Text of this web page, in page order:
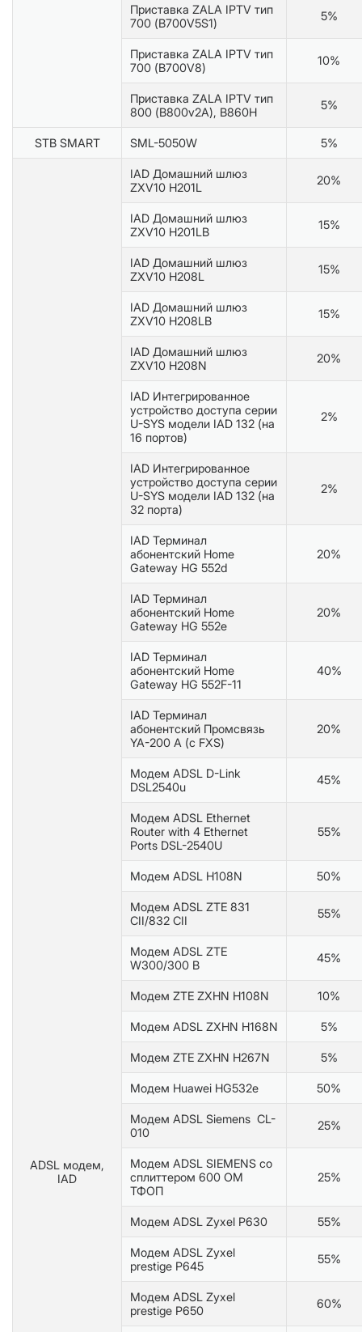
Приставка ZALA IPTV тип
700 (B700V5S1)
5%
Приставка ZALA IPTV тип
700 (B700V8)
10%
Приставка ZALA IPTV тип
800 (B800v2A), В860Н
5%
STB SMART SML-5050W 5%
ADSL модем,
IAD
IAD Домашний шлюз
ZXV10 H201L
20%
IAD Домашний шлюз
ZXV10 H201LB
15%
IAD Домашний шлюз
ZXV10 H208L
15%
IAD Домашний шлюз
ZXV10 H208LB
15%
IAD Домашний шлюз
ZXV10 H208N
20%
IAD Интегрированное
устройство доступа серии
U-SYS модели IAD 132 (на
16 портов)
2%
IAD Интегрированное
устройство доступа серии
U-SYS модели IAD 132 (на
32 порта)
2%
IAD Терминал
абонентский Home
Gateway HG 552d
20%
IAD Терминал
абонентский Home
Gateway HG 552e
20%
IAD Терминал
абонентский Home
Gateway HG 552F-11
40%
IAD Терминал
абонентский Промсвязь
YA-200 А (c FXS)
20%
Модем ADSL D-Link
DSL2540u
45%
Модем ADSL Ethernet
Router with 4 Ethernet
Ports DSL-2540U
55%
Модем ADSL H108N 50%
Модем ADSL ZTE 831
CII/832 CII
55%
Модем ADSL ZTE
W300/300 B
45%
Модем ZTE ZXHN H108N 10%
Модем ADSL ZXHN H168N 5%
Модем ZTE ZXHN H267N 5%
Модем Huawei HG532e 50%
Модем ADSL Siemens CL-
010
25%
Модем ADSL SIEMENS со
сплиттером 600 ОМ
ТФОП
25%
Модем ADSL Zyxel P630 55%
Модем ADSL Zyxel
prestige P645
55%
Модем ADSL Zyxel
prestige P650
60%